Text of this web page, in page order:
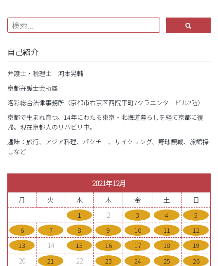
自己紹介
弁護士・税理士 河本晃輔
京都弁護士会所属
洛彩総合法律事務所（京都市右京区西院平町7クラエンタービル2階）
京都で生まれ育つ。14年にわたる東京・北海道暮らしを経て京都に復
帰。現在京都人のリハビリ中。
趣味：旅行、アジア料理、パクチー、サイクリング、野球観戦、旅館探
しなど
2021年12月
月
火 水 木 金 土 日
1 2 3 4
5
6
7 8 9 10 11
12
13
14 15 16 17 18 19
20 21 22 23 24 25
26